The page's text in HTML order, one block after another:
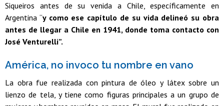
Siqueiros antes de su venida a Chile, específicamente en
Argentina “y como ese capítulo de su vida delineó su obra
antes de llegar a Chile en 1941, donde toma contacto con
José Venturelli”.
América, no invoco tu nombre en vano
La obra fue realizada con pintura de óleo y látex sobre un
lienzo de tela, y tiene como figuras principales a un grupo de